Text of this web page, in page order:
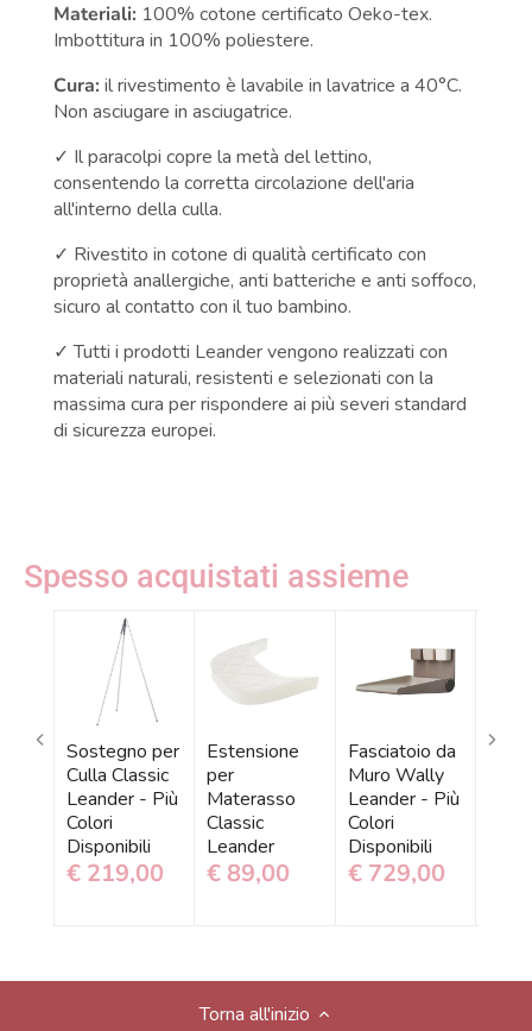
Materiali: 100% cotone certificato Oeko-tex.
Imbottitura in 100% poliestere.
Cura: il rivestimento è lavabile in lavatrice a 40°C.
Non asciugare in asciugatrice.
✓ Il paracolpi copre la metà del lettino,
consentendo la corretta circolazione dell'aria
all'interno della culla.
✓ Rivestito in cotone di qualità certificato con
proprietà anallergiche, anti batteriche e anti soffoco,
sicuro al contatto con il tuo bambino.
✓ Tutti i prodotti Leander vengono realizzati con
materiali naturali, resistenti e selezionati con la
massima cura per rispondere ai più severi standard
di sicurezza europei.
Spesso acquistati assieme
Sostegno per
Culla Classic
Leander - Più
Colori
Disponibili
€ 219,00
Estensione
per
Materasso
Classic
Leander
€ 89,00
Fasciatoio da
Muro Wally
Leander - Più
Colori
Disponibili
€ 729,00
Torna all'inizio